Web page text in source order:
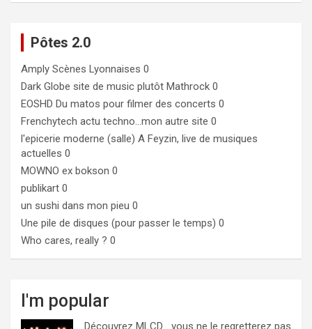
Pôtes 2.0
Amply Scènes Lyonnaises 0
Dark Globe site de music plutôt Mathrock 0
EOSHD Du matos pour filmer des concerts 0
Frenchytech actu techno…mon autre site 0
l'epicerie moderne (salle) A Feyzin, live de musiques
actuelles 0
MOWNO ex bokson 0
publikart 0
un sushi dans mon pieu 0
Une pile de disques (pour passer le temps) 0
Who cares, really ? 0
I'm popular
Découvrez MLCD… vous ne le regretterez pas